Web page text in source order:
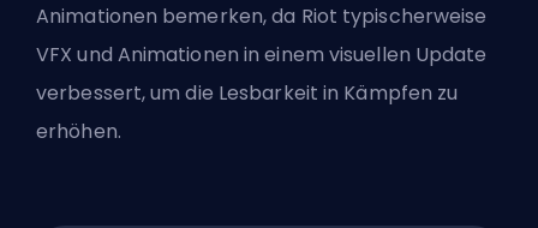
Animationen bemerken, da Riot typischerweise
VFX und Animationen in einem visuellen Update
verbessert, um die Lesbarkeit in Kämpfen zu
erhöhen.